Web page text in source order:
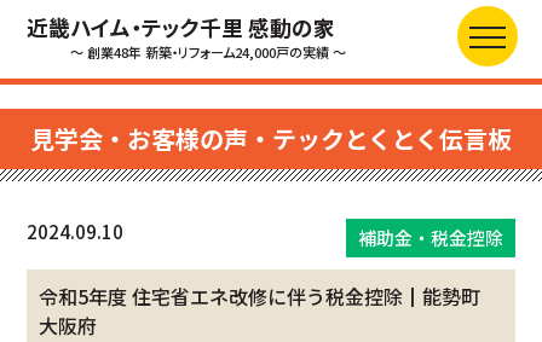
近畿ハイム・テック千里 感動の家
～ 創業48年 新築・リフォーム24,000戸の実績 ～
見学会・お客様の声・テックとくとく伝言板
2024.09.10 補助金・税金控除
令和5年度 住宅省エネ改修に伴う税金控除┃能勢町
大阪府